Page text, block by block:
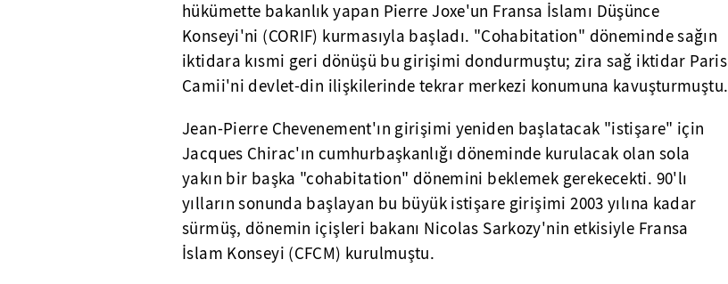
hükümette bakanlık yapan Pierre Joxe'un Fransa İslamı Düşünce
Konseyi'ni (CORIF) kurmasıyla başladı. "Cohabitation" döneminde sağın
iktidara kısmi geri dönüşü bu girişimi dondurmuştu; zira sağ iktidar Paris
Camii'ni devlet-din ilişkilerinde tekrar merkezi konumuna kavuşturmuştu.
Jean-Pierre Chevenement'ın girişimi yeniden başlatacak "istişare" için
Jacques Chirac'ın cumhurbaşkanlığı döneminde kurulacak olan sola
yakın bir başka "cohabitation" dönemini beklemek gerekecekti. 90'lı
yılların sonunda başlayan bu büyük istişare girişimi 2003 yılına kadar
sürmüş, dönemin içişleri bakanı Nicolas Sarkozy'nin etkisiyle Fransa
İslam Konseyi (CFCM) kurulmuştu.